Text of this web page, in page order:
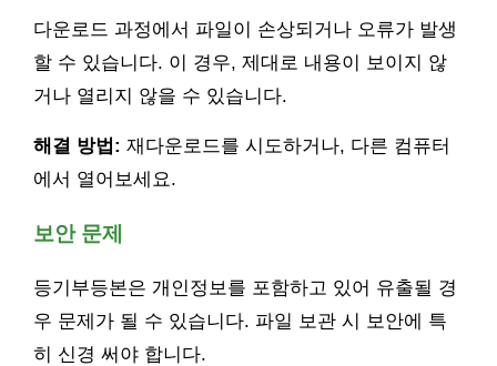
다운로드 과정에서 파일이 손상되거나 오류가 발생
할 수 있습니다. 이 경우, 제대로 내용이 보이지 않
거나 열리지 않을 수 있습니다.
해결 방법: 재다운로드를 시도하거나, 다른 컴퓨터
에서 열어보세요.
보안 문제
등기부등본은 개인정보를 포함하고 있어 유출될 경
우 문제가 될 수 있습니다. 파일 보관 시 보안에 특
히 신경 써야 합니다.